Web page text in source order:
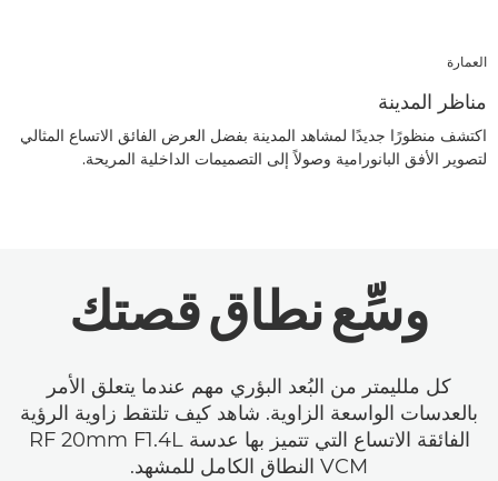
العمارة
مناظر المدينة
اكتشف منظورًا جديدًا لمشاهد المدينة بفضل العرض الفائق الاتساع المثالي
لتصوير الأفق البانورامية وصولاً إلى التصميمات الداخلية المريحة.
وسِّع نطاق قصتك
كل ملليمتر من البُعد البؤري مهم عندما يتعلق الأمر
بالعدسات الواسعة الزاوية. شاهد كيف تلتقط زاوية الرؤية
الفائقة الاتساع التي تتميز بها عدسة RF 20mm F1.4L
VCM النطاق الكامل للمشهد.